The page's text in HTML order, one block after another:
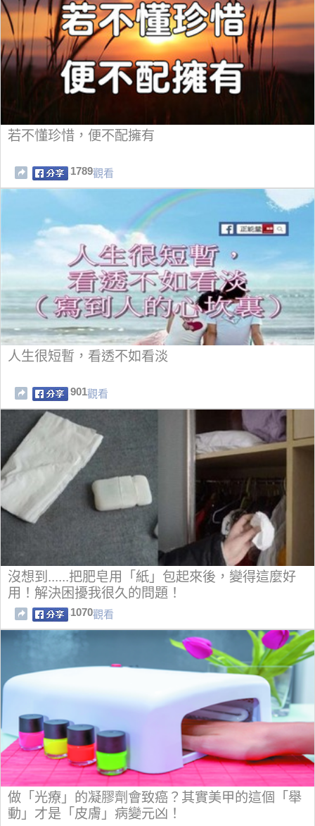
若不懂珍惜，便不配擁有
1789觀看
人生很短暫，看透不如看淡
901觀看
沒想到......把肥皂用「紙」包起來後，變得這麼好
用！解決困擾我很久的問題！
1070觀看
做「光療」的凝膠劑會致癌？其實美甲的這個「舉
動」才是「皮膚」病變元凶！